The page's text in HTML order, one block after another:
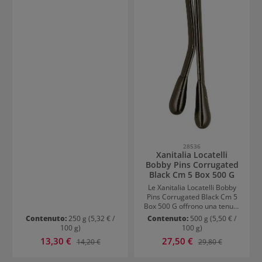
Contenuto:250 g (5,32 € /
100 g)
Prezzo di vendita:
13,30 € Prezzo normale:
14,20 €
28536
Xanitalia Locatelli
Bobby Pins Corrugated
Black Cm 5 Box 500 G
Le Xanitalia Locatelli Bobby
Pins Corrugated Black Cm 5
Box 500 G offrono una tenuta
affidabile per una vasta
gamma di acconciature
quotidiane in salone. Grazie
alla loro forma ondulata,
Contenuto: 500 g (5,50 € /
100 g)
Prezzo di vendita:
27,50 € Prezzo normale:
29,80 €